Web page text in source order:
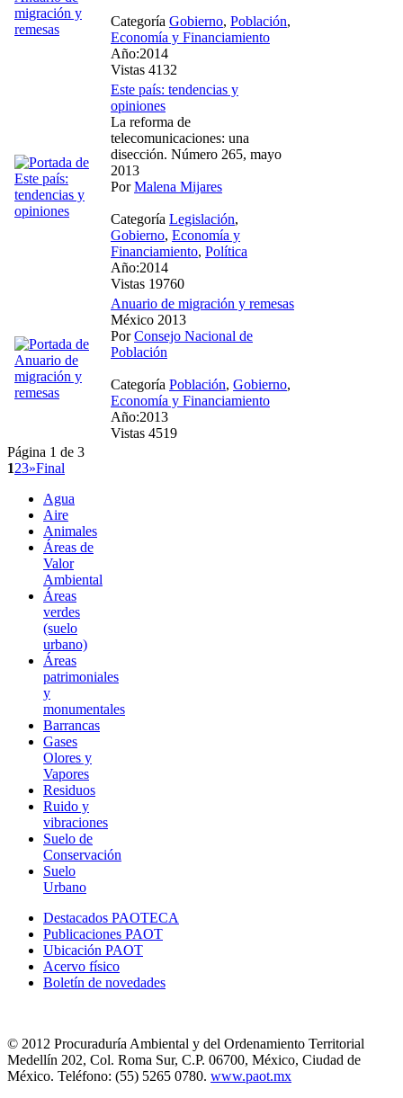
Categoría Gobierno, Población,
Economía y Financiamiento
Año:2014
Vistas 4132
Este país: tendencias y
opiniones
La reforma de
telecomunicaciones: una
disección. Número 265, mayo
2013
PorMalena Mijares
Categoría Legislación,
Gobierno, Economía y
Financiamiento, Política
Año:2014
Vistas 19760
Anuario de migración y remesas
México 2013
PorConsejo Nacional de
Población
Categoría Población, Gobierno,
Economía y Financiamiento
Año:2013
Vistas 4519
Página 1 de 3
123»Final
Agua
Aire
Animales
Áreas de
Valor
Ambiental
Áreas
verdes
(suelo
urbano)
Áreas
patrimoniales
y
monumentales
Barrancas
Gases
Olores y
Vapores
Residuos
Ruido y
vibraciones
Suelo de
Conservación
Suelo
Urbano
Destacados PAOTECA
Publicaciones PAOT
Ubicación PAOT
Acervo físico
Boletín de novedades
© 2012 Procuraduría Ambiental y del Ordenamiento Territorial
Medellín 202, Col. Roma Sur, C.P. 06700, México, Ciudad de
México. Teléfono: (55) 5265 0780. www.paot.mx